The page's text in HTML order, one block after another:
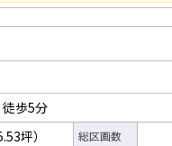
徒歩5分
坪）
総区画数